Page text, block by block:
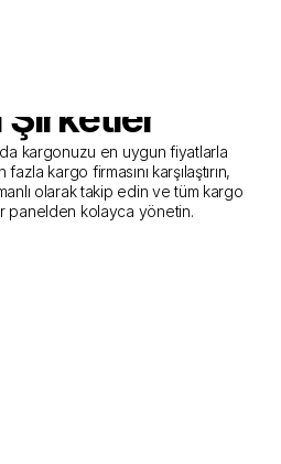
Kargo
Sunan
Şirketler
kargonuzu en uygun fiyatlarla
kargo firmasını karşılaştırın,
olarak takip edin ve tüm kargo
panelden kolayca yönetin.